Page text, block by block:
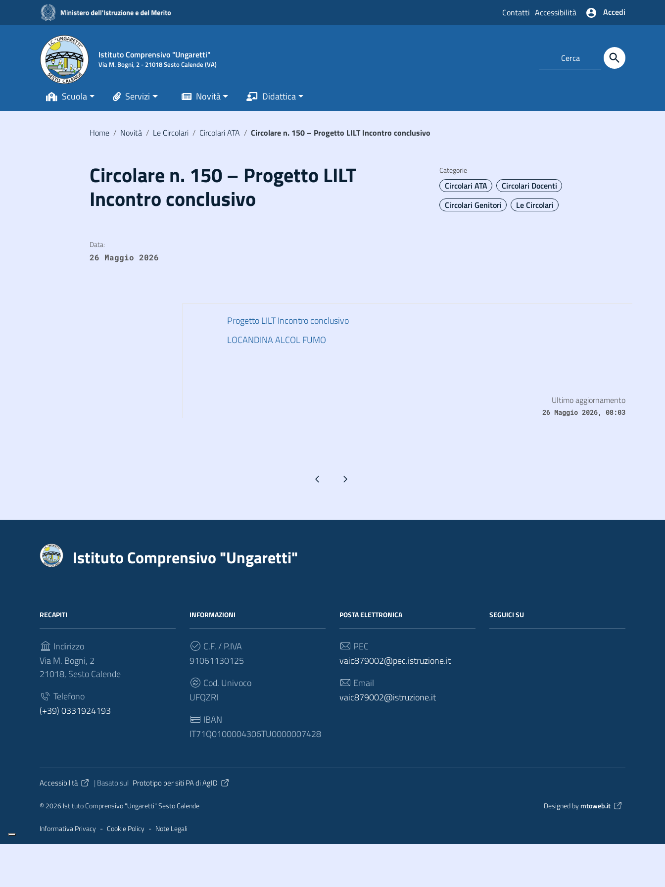
Vai ai contenuti
Vai al menu di navigazione
Vai al footer
Contatti Accessibilità Accedi
Istituto Comprensivo "Ungaretti"
Via M. Bogni, 2 - 21018 Sesto Calende (VA)
Scuola Servizi Novità Didattica
Home / Novità / Le Circolari / Circolari ATA / Circolare n. 150 – Progetto LILT Incontro conclusivo
Circolare n. 150 – Progetto LILT
Incontro conclusivo
Categorie
Circolari ATA
Circolari Docenti
Circolari Genitori
Le Circolari
Data:
26 Maggio 2026
Progetto LILT Incontro conclusivo
LOCANDINA ALCOL FUMO
Ultimo aggiornamento
26 Maggio 2026, 08:03
Pagina precedentePagina successiva
Istituto Comprensivo "Ungaretti"
RECAPITI
Indirizzo
Via M. Bogni, 2
21018, Sesto Calende
Telefono
(+39) 0331924193
INFORMAZIONI
C.F. / P.IVA
91061130125
Cod. Univoco
UFQZRI
IBAN
IT71Q0100004306TU0000007428
POSTA ELETTRONICA
PEC
vaic879002@pec.istruzione.it
Email
vaic879002@istruzione.it
SEGUICI SU
Sezione Link Utili
Accessibilità | Basato sul Prototipo per siti PA di AgID
© 2026 Istituto Comprensivo "Ungaretti" Sesto Calende
Informativa Privacy - Cookie Policy - Note Legali
Designed by mtoweb.it